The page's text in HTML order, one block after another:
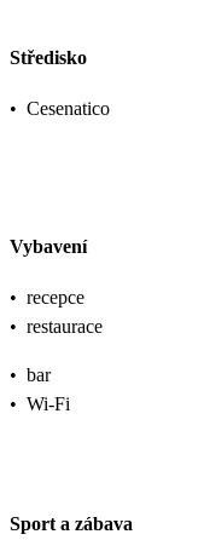
Středisko
• Cesenatico
Vybavení
• recepce
• restaurace
• bar
• Wi-Fi
Sport a zábava